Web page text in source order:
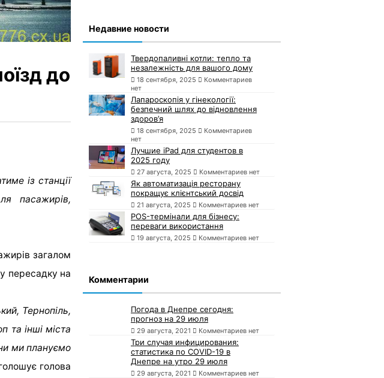
до
із станції
пасажирів,
загалом
пересадку на
Тернопіль,
та інші міста
ми плануємо
голова
Недавние новости
Твердопаливні котли: тепло та
незалежність для вашого дому
18 сентября, 2025
Комментариев
нет
Лапароскопія у гінекології:
безпечний шлях до відновлення
здоров’я
18 сентября, 2025
Комментариев
нет
Лучшие iPad для студентов в
2025 году
27 августа, 2025 Комментариев нет
Як автоматизація ресторану
покращує клієнтський досвід
21 августа, 2025 Комментариев нет
POS-термінали для бізнесу:
переваги використання
19 августа, 2025 Комментариев нет
Комментарии
Погода в Днепре сегодня:
прогноз на 29 июля
29 августа, 2021 Комментариев нет
Три случая инфицирования:
статистика по COVID-19 в
Днепре на утро 29 июля
29 августа, 2021 Комментариев нет